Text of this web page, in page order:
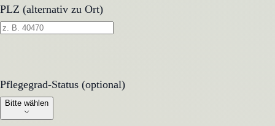
PLZ (alternativ zu Ort)
Pflegegrad-Status (optional)
Pflegegrad-Status (optional)
Bitte wählen